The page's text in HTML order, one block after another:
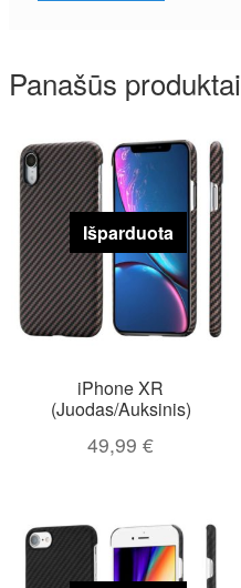
Panašūs produktai
Išparduota
iPhone XR
(Juodas/Auksinis)
49,99€